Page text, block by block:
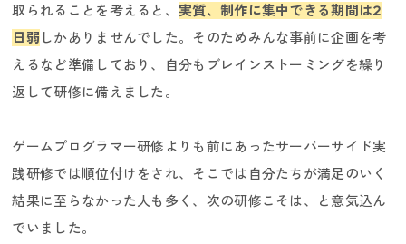
取られることを考えると、実質、制作に集中できる期間は2
日弱 しかありませんでした。そのためみんな事前に企画を考
えるなど準備しており、自分もブレインストーミングを繰り
返して研修に備えました。
ゲームプログラマー研修よりも前にあったサーバーサイド実
践研修では順位付けをされ、そこでは自分たちが満足のいく
結果に至らなかった人も多く、次の研修こそは、と意気込ん
でいました。